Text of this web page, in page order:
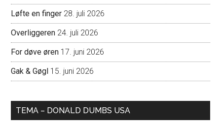
Løfte en finger 28. juli 2026
Overliggeren 24. juli 2026
For døve øren 17. juni 2026
Gak & Gøgl 15. juni 2026
TEMA – DONALD DUMBS USA